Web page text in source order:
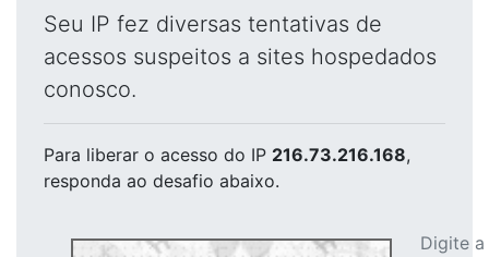
Seu IP fez diversas tentativas de
acessos suspeitos a sites hospedados
conosco.
Para liberar o acesso do IP 216.73.216.168,
responda ao desafio abaixo.
Digite